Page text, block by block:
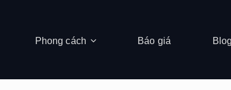
Phong cách Báo giá